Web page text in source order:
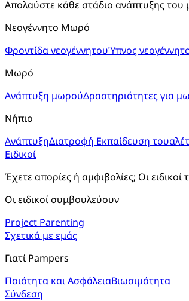
Απολαύστε κάθε στάδιο ανάπτυξης
Νεογέννητο Μωρό
Φροντίδα νεογέννητουΎπνος
Μωρό
Ανάπτυξη μωρούΔραστηριότητες για
Νήπιο
ΑνάπτυξηΔιατροφή Εκπαίδευση
Ειδικοί
Έχετε απορίες ή αμφιβολίες; Οι
Οι ειδικοί συμβουλεύουν
Project Parenting
Σχετικά με εμάς
Γιατί Pampers
Ποιότητα και ΑσφάλειαΒιωσιμότητα
Σύνδεση